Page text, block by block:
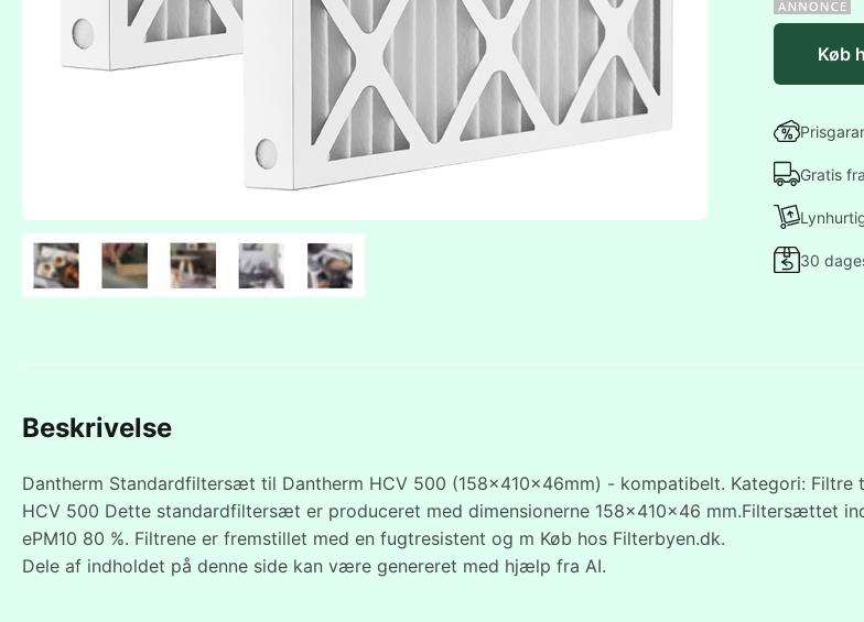
Køb
Gratis
30
Beskrivelse
Dantherm Standardfiltersæt til Dantherm HCV 500 (158x410x46mm) - kompatibelt. Kategori:
HCV 500 Dette standardfiltersæt er produceret med dimensionerne 158x410x46 mm.Filtersættet
ePM10 80 %. Filtrene er fremstillet med en fugtresistent og m Køb hos Filterbyen.dk.
Dele af indholdet på denne side kan være genereret med hjælp fra AI.